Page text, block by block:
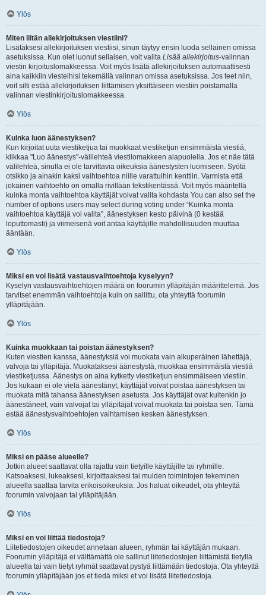
Ylös
Miten liitän allekirjoituksen viestiini?
Lisätäksesi allekirjoituksen viestiisi, sinun täytyy ensin luoda sellainen omissa
asetuksissa. Kun olet luonut sellaisen, voit valita Lisää allekirjoitus-valinnan
viestin kirjoituslomakkeessa. Voit myös lisätä allekirjoituksen automaattisesti
aina kaikkiin viesteihisi tekemällä valinnan omissa asetuksissa. Jos teet niin,
voit silti estää allekirjoituksen liittämisen yksittäiseen viestiin poistamalla
valinnan viestinkirjoituslomakkeessa.
Ylös
Kuinka luon äänestyksen?
Kun kirjoitat uuta viestiketjua tai muokkaat viestiketjun ensimmäistä viestiä,
klikkaa "Luo äänestys"-välilehteä viestilomakkeen alapuolella. Jos et näe tätä
välilehteä, sinulla ei ole tarvittavia oikeuksia äänestysten luomiseen. Syötä
otsikko ja ainakin kaksi vaihtoehtoa niille varattuihin kenttiin. Varmista että
jokainen vaihtoehto on omalla rivillään tekstikentässä. Voit myös määritellä
kuinka monta vaihtoehtoa käyttäjät voivat valita kohdasta You can also set the
number of options users may select during voting under “Kuinka monta
vaihtoehtoa käyttäjä voi valita”, äänestyksen kesto päivinä (0 kestää
loputtomasti) ja viimeisenä voit antaa käyttäjille mahdollisuuden muuttaa
ääntään.
Ylös
Miksi en voi lisätä vastausvaihtoehtoja kyselyyn?
Kyselyn vastausvaihtoehtojen määrä on foorumin ylläpitäjän määrittelemä. Jos
tarvitset enemmän vaihtoehtoja kuin on sallittu, ota yhteyttä foorumin
ylläpitäjään.
Ylös
Kuinka muokkaan tai poistan äänestyksen?
Kuten viestien kanssa, äänestyksiä voi muokata vain alkuperäinen lähettäjä,
valvoja tai ylläpitäjä. Muokataksesi äänestystä, muokkaa ensimmäistä viestiä
viestiketjussa. Äänestys on aina kytketty viestiketjun ensimmäiseen viestiin.
Jos kukaan ei ole vielä äänestänyt, käyttäjät voivat poistaa äänestyksen tai
muokata mitä tahansa äänestyksen asetusta. Jos käyttäjät ovat kuitenkin jo
äänestäneet, vain valvojat tai ylläpitäjät voivat muokata tai poistaa sen. Tämä
estää äänestysvaihtoehtojen vaihtamisen kesken äänestyksen.
Ylös
Miksi en pääse alueelle?
Jotkin alueet saattavat olla rajattu vain tietyille käyttäjille tai ryhmille.
Katsoaksesi, lukeaksesi, kirjoittaaksesi tai muiden toimintojen tekeminen
alueella saattaa tarvita erikoisoikeuksia. Jos haluat oikeudet, ota yhteyttä
foorumin valvojaan tai ylläpitäjään.
Ylös
Miksi en voi liittää tiedostoja?
Liitetiedostojen oikeudet annetaan alueen, ryhmän tai käyttäjän mukaan.
Foorumin ylläpitäjä ei välttämättä ole sallinut liitetiedostojen liittämistä tietyllä
alueella tai vain tietyt ryhmät saattavat pystyä liittämään tiedostoja. Ota yhteyttä
foorumin ylläpitäjään jos et tiedä miksi et voi lisätä liitetiedostoja.